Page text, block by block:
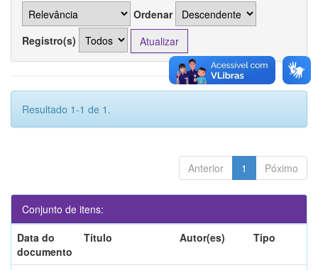
Ordenar
Registro(s)
Resultado 1-1 de 1.
Anterior 1 Póximo
Conjunto de itens:
Data do
documento
Título Autor(es) Tipo